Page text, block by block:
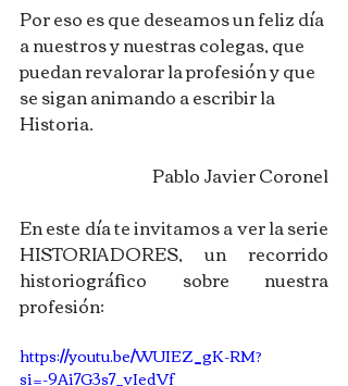
Por eso es que deseamos un feliz día
a nuestros y nuestras colegas, que
puedan revalorar la profesión y que
se sigan animando a escribir la
Historia.
Pablo Javier Coronel
En este día te invitamos a ver la serie
HISTORIADORES, un recorrido
historiográfico sobre nuestra
profesión:
https://youtu.be/WUIEZ_gK-RM?
si=-9Ai7G3s7_vIedVf